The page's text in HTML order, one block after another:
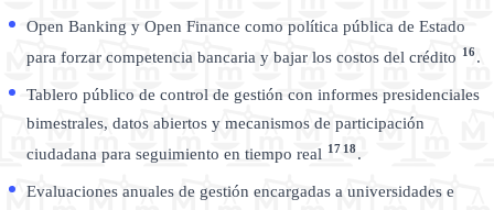
Open Banking y Open Finance como política pública de Estado
para forzar competencia bancaria y bajar los costos del crédito 16.
Tablero público de control de gestión con informes presidenciales
bimestrales, datos abiertos y mecanismos de participación
ciudadana para seguimiento en tiempo real 17 18 .
Evaluaciones anuales de gestión encargadas a universidades e